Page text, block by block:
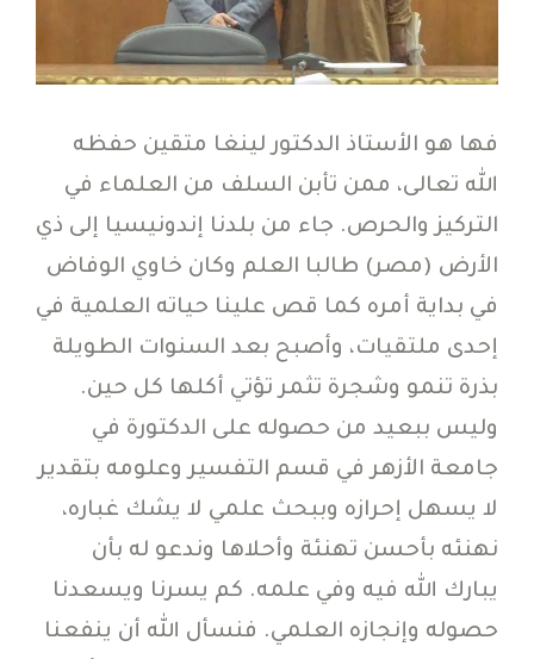
فها هو الأستاذ الدكتور لينغا متقين حفظه
الله تعالى، ممن تأبن السلف من العلماء في
التركيز والحرص. جاء من بلدنا إندونيسيا إلى ذي
الأرض (مصر) طالبا العلم وكان خاوي الوفاض
في بداية أمره كما قص علينا حياته العلمية في
إحدى ملتقيات، وأصبح بعد السنوات الطويلة
بذرة تنمو وشجرة تثمر تؤتي أكلها كل حين.
وليس ببعيد من حصوله على الدكتورة في
جامعة الأزهر في قسم التفسير وعلومه بتقدير
لا يسهل إحرازه وببحث علمي لا يشك غباره،
نهنئه بأحسن تهنئة وأحلاها وندعو له بأن
يبارك الله فيه وفي علمه. كم يسرنا ويسعدنا
حصوله وإنجازه العلمي. فنسأل الله أن ينفعنا